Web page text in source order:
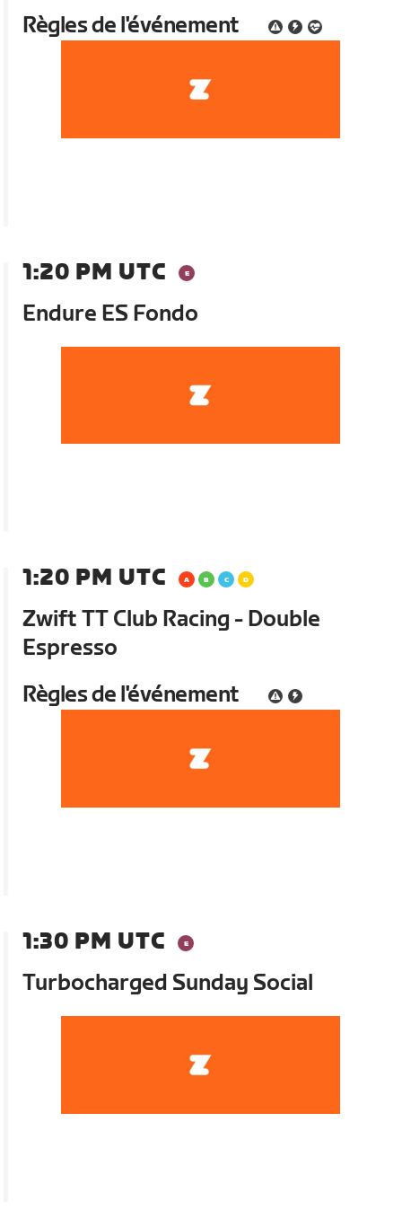
Règles de l'événement
1:20 PM UTC
Endure ES Fondo
1:20 PM UTC
Zwift TT Club Racing - Double
Espresso
Règles de l'événement
1:30 PM UTC
Turbocharged Sunday Social